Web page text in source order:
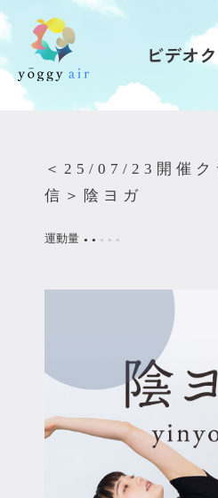
受講の流れ
インストラクター一覧
FAQ / お問い合わせ
yoggy store
yoggy mommy
マイページ
ビデオ
＜25/07/23開催ク
信＞陰ヨガ
運動量 ● ● ● ● ●